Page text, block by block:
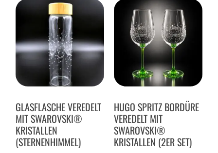
GLASFLASCHE VEREDELT
MIT SWAROVSKI®
KRISTALLEN
(STERNENHIMMEL)
HUGO SPRITZ BORDÜRE
VEREDELT MIT
SWAROVSKI®
KRISTALLEN (2ER SET)